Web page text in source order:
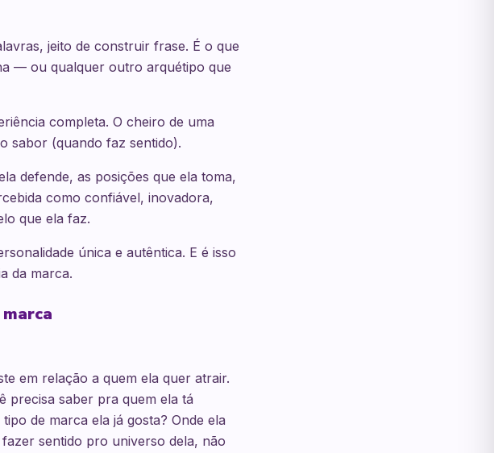
jeito de construir frase. É o que
— ou qualquer outro arquétipo que
completa. O cheiro de uma
sabor (quando faz sentido).
defende, as posições que ela toma,
como confiável, inovadora,
que ela faz.
única e autêntica. E é isso
da marca.
em relação a quem ela quer atrair.
precisa saber pra quem ela tá
de marca ela já gosta? Onde ela
sentido pro universo dela, não